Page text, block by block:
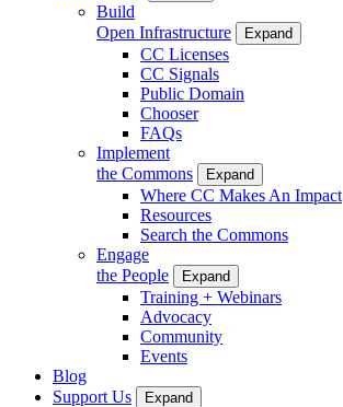
Build
Open Infrastructure
Expand
CC Licenses
CC Signals
Public Domain
Chooser
FAQs
Implement
the Commons
Expand
Where CC Makes An Impact
Resources
Search the Commons
Engage
the People
Expand
Training + Webinars
Advocacy
Community
Events
Blog
Support Us
Expand